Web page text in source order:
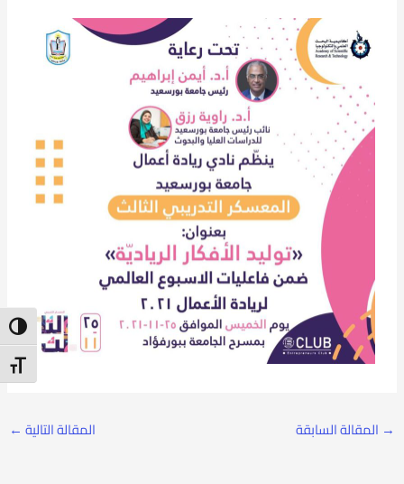
→ المقالة السابقة المقالة التالية ←